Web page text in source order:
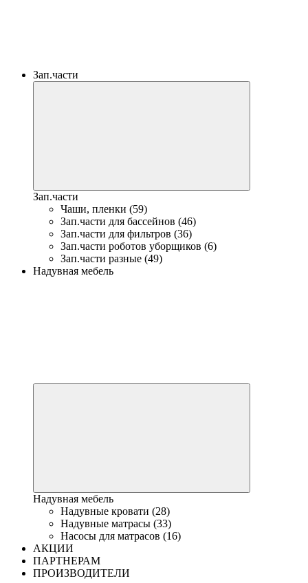
Зап.части
Зап.части
Чаши, пленки (59)
Зап.части для бассейнов (46)
Зап.части для фильтров (36)
Зап.части роботов уборщиков (6)
Зап.части разные (49)
Надувная мебель
Надувная мебель
Надувные кровати (28)
Надувные матрасы (33)
Насосы для матрасов (16)
АКЦИИ
ПАРТНЕРАМ
ПРОИЗВОДИТЕЛИ